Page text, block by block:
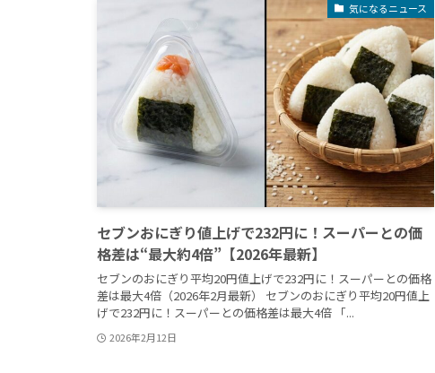
気になるニュース
セブンおにぎり値上げで232円に！スーパーとの価
格差は“最大約4倍”【2026年最新】
セブンのおにぎり平均20円値上げで232円に！スーパーとの価格
差は最大4倍（2026年2月最新） セブンのおにぎり平均20円値上
げで232円に！スーパーとの価格差は最大4倍 「...
2026年2月12日